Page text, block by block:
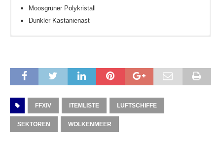
Moosgrüner Polykristall
Dunkler Kastanienast
Konstitution III
Konstitution V
FFXIV ITEMLISTE LUFTSCHIFFE
SEKTOREN WOLKENMEER